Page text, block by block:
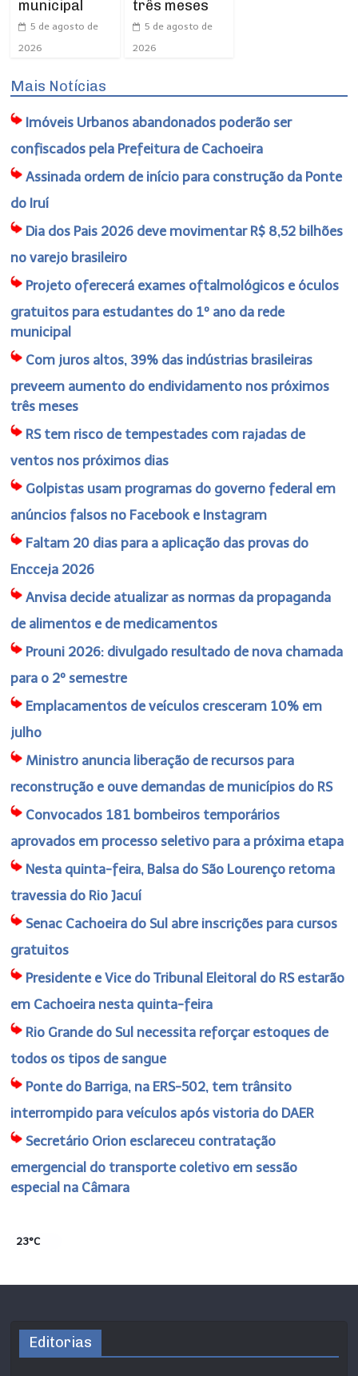
municipal
5 de agosto de
2026
três meses
5 de agosto de
2026
Mais Notícias
Imóveis Urbanos abandonados poderão ser
confiscados pela Prefeitura de Cachoeira
Assinada ordem de início para construção da Ponte
do Iruí
Dia dos Pais 2026 deve movimentar R$ 8,52 bilhões
no varejo brasileiro
Projeto oferecerá exames oftalmológicos e óculos
gratuitos para estudantes do 1º ano da rede
municipal
Com juros altos, 39% das indústrias brasileiras
preveem aumento do endividamento nos próximos
três meses
RS tem risco de tempestades com rajadas de
ventos nos próximos dias
Golpistas usam programas do governo federal em
anúncios falsos no Facebook e Instagram
Faltam 20 dias para a aplicação das provas do
Encceja 2026
Anvisa decide atualizar as normas da propaganda
de alimentos e de medicamentos
Prouni 2026: divulgado resultado de nova chamada
para o 2º semestre
Emplacamentos de veículos cresceram 10% em
julho
Ministro anuncia liberação de recursos para
reconstrução e ouve demandas de municípios do RS
Convocados 181 bombeiros temporários
aprovados em processo seletivo para a próxima etapa
Nesta quinta-feira, Balsa do São Lourenço retoma
travessia do Rio Jacuí
Senac Cachoeira do Sul abre inscrições para cursos
gratuitos
Presidente e Vice do Tribunal Eleitoral do RS estarão
em Cachoeira nesta quinta-feira
Rio Grande do Sul necessita reforçar estoques de
todos os tipos de sangue
Ponte do Barriga, na ERS-502, tem trânsito
interrompido para veículos após vistoria do DAER
Secretário Orion esclareceu contratação
emergencial do transporte coletivo em sessão
especial na Câmara
23°C
Editorias